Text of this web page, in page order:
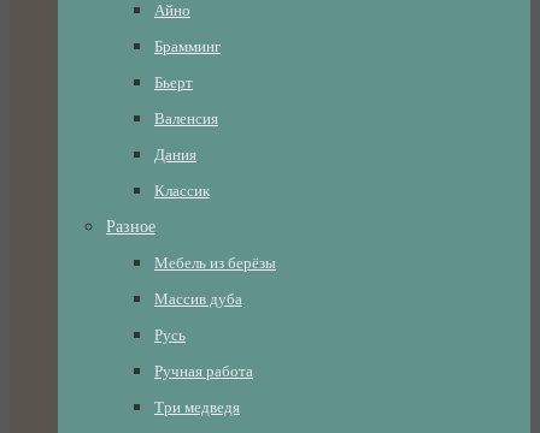
Айно
Брамминг
Бьерт
Валенсия
Дания
Классик
Разное
Мебель из берёзы
Массив дуба
Русь
Ручная работа
Три медведя